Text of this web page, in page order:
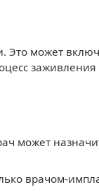
Это может
заживления
может
врачом-